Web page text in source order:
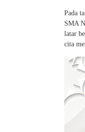
Pada
SMA
latar
cita